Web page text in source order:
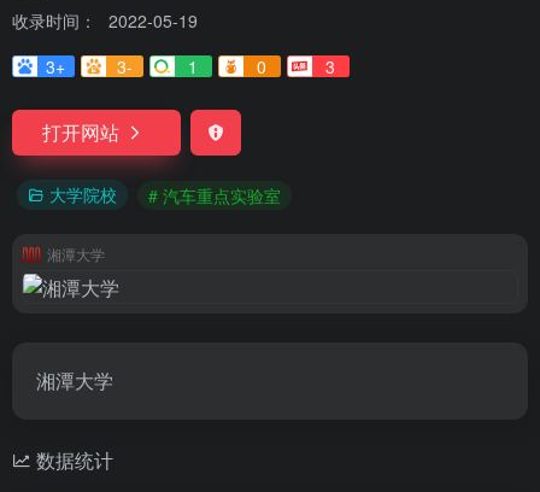
收录时间：
2022-05-19
3+
3- 1 0 3
打开网站
大学院校 # 汽车重点实验室
湘潭大学
湘潭大学
数据统计